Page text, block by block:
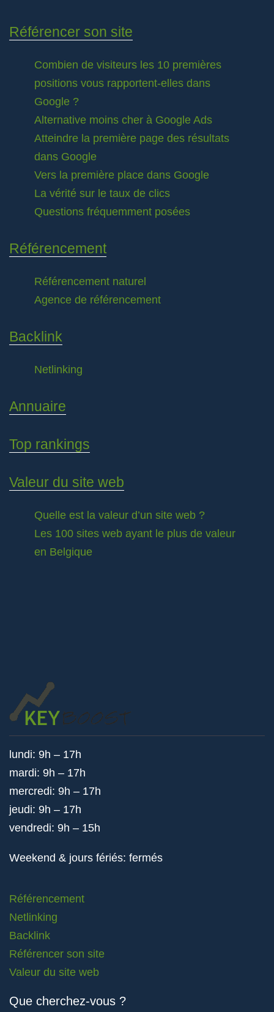
Référencer son site
Combien de visiteurs les 10 premières
positions vous rapportent-elles dans
Google ?
Alternative moins cher à Google Ads
Atteindre la première page des résultats
dans Google
Vers la première place dans Google
La vérité sur le taux de clics
Questions fréquemment posées
Référencement
Référencement naturel
Agence de référencement
Backlink
Netlinking
Annuaire
Top rankings
Valeur du site web
Quelle est la valeur d’un site web ?
Les 100 sites web ayant le plus de valeur
en Belgique
lundi: 9h – 17h
mardi: 9h – 17h
mercredi: 9h – 17h
jeudi: 9h – 17h
vendredi: 9h – 15h
Weekend & jours fériés: fermés
Référencement
Netlinking
Backlink
Référencer son site
Valeur du site web
Que cherchez-vous ?